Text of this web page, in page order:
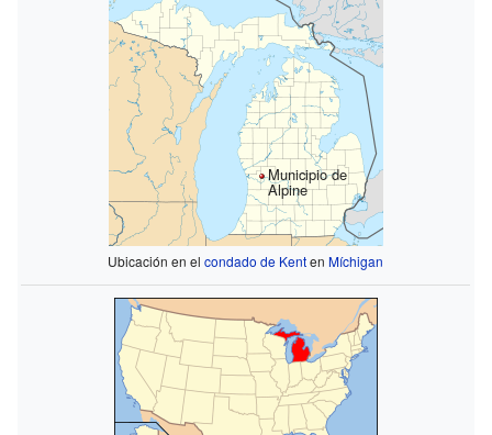
Municipio de
Alpine
Ubicación en elcondado de KentenMíchigan